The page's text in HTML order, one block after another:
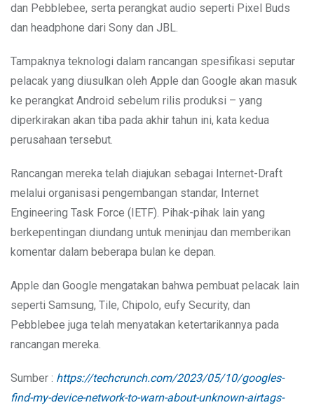
dan Pebblebee, serta perangkat audio seperti Pixel Buds
dan headphone dari Sony dan JBL.
Tampaknya teknologi dalam rancangan spesifikasi seputar
pelacak yang diusulkan oleh Apple dan Google akan masuk
ke perangkat Android sebelum rilis produksi – yang
diperkirakan akan tiba pada akhir tahun ini, kata kedua
perusahaan tersebut.
Rancangan mereka telah diajukan sebagai Internet-Draft
melalui organisasi pengembangan standar, Internet
Engineering Task Force (IETF). Pihak-pihak lain yang
berkepentingan diundang untuk meninjau dan memberikan
komentar dalam beberapa bulan ke depan.
Apple dan Google mengatakan bahwa pembuat pelacak lain
seperti Samsung, Tile, Chipolo, eufy Security, dan
Pebblebee juga telah menyatakan ketertarikannya pada
rancangan mereka.
Sumber : https://techcrunch.com/2023/05/10/googles-
find-my-device-network-to-warn-about-unknown-airtags-